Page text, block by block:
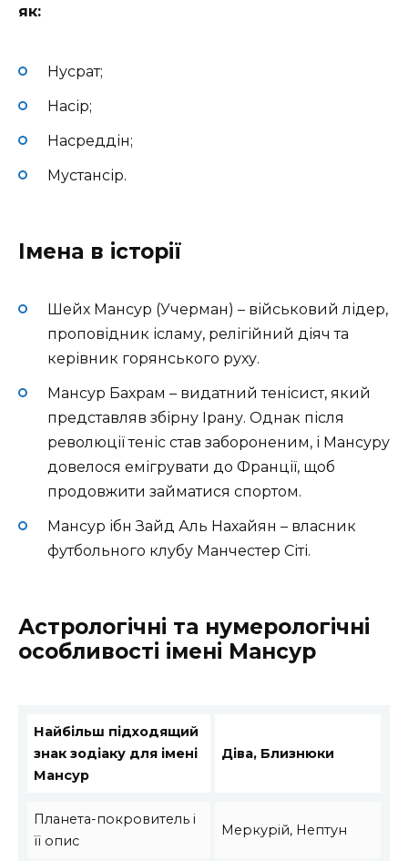
як:
Нусрат;
Насір;
Насреддін;
Мустансір.
Імена в історії
Шейх Мансур (Учерман) – військовий лідер,
проповідник ісламу, релігійний діяч та
керівник горянського руху.
Мансур Бахрам – видатний тенісист, який
представляв збірну Ірану. Однак після
революції теніс став забороненим, і Мансуру
довелося емігрувати до Франції, щоб
продовжити займатися спортом.
Мансур ібн Зайд Аль Нахайян – власник
футбольного клубу Манчестер Сіті.
Астрологічні та нумерологічні
особливості імені Мансур
Найбільш підходящий
знак зодіаку для імені
Мансур
Діва, Близнюки
Планета-покровитель і
її опис
Меркурій, Нептун